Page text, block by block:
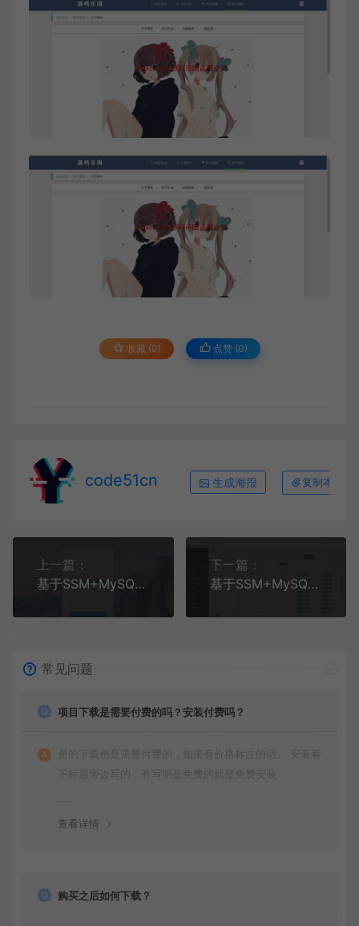
收藏 (0) 点赞 (0)
code51cn 生成海报 复制本文链
上一篇：
基于SSM+MySQL+Bootstrap的高校宿舍财产系统(附论文)
下一篇：
基于SSM+MySQL+LayUI+JSP的高校图书馆座位预约管理系统
常见问题
项目下载是需要付费的吗？安装付费吗？
是的下载都是需要付费的，如果有价格标注的话。 安装看
下标题旁边写的，有写明是免费的就是免费安装
查看详情
购买之后如何下载？